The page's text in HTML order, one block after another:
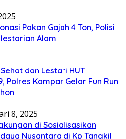
Pakan Gajah 4 Ton, Polisi
Alam
dan Lestari HUT
Polres Kampar Gelar Fun Run
8, 2025
di Sosialisasikan
Nusantara di Kp Tangkil